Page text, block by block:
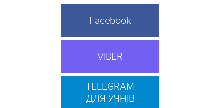
Facebook
VIBER
TELEGRAM
ДЛЯ УЧНІВ